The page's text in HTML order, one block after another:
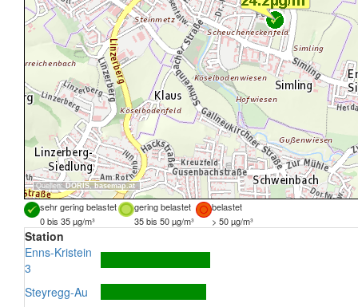
Quellen: DORIS, basemap.at
sehr gering belastet gering belastet
belastet
0 bis 35 µg/m³
35 bis 50 µg/m³ > 50 µg/m³
Station
Enns-Kristein
3
Steyregg-Au